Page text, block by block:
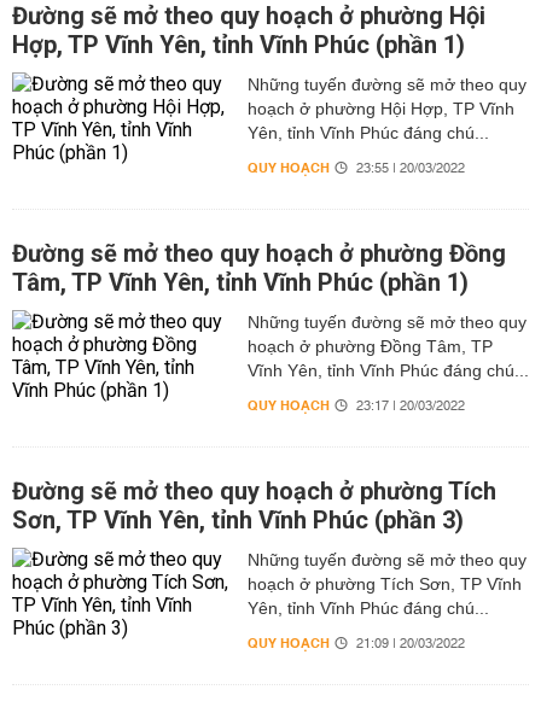
Đường sẽ mở theo quy hoạch ở phường Hội
Hợp, TP Vĩnh Yên, tỉnh Vĩnh Phúc (phần 1)
Những tuyến đường sẽ mở theo quy
hoạch ở phường Hội Hợp, TP Vĩnh
Yên, tỉnh Vĩnh Phúc đáng chú...
QUY HOẠCH 23:55 | 20/03/2022
Đường sẽ mở theo quy hoạch ở phường Đồng
Tâm, TP Vĩnh Yên, tỉnh Vĩnh Phúc (phần 1)
Những tuyến đường sẽ mở theo quy
hoạch ở phường Đồng Tâm, TP
Vĩnh Yên, tỉnh Vĩnh Phúc đáng chú...
QUY HOẠCH 23:17 | 20/03/2022
Đường sẽ mở theo quy hoạch ở phường Tích
Sơn, TP Vĩnh Yên, tỉnh Vĩnh Phúc (phần 3)
Những tuyến đường sẽ mở theo quy
hoạch ở phường Tích Sơn, TP Vĩnh
Yên, tỉnh Vĩnh Phúc đáng chú...
QUY HOẠCH 21:09 | 20/03/2022